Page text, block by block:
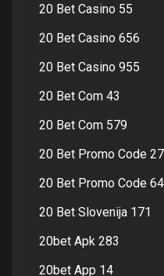
20 Bet Casino 55
20 Bet Casino 656
20 Bet Casino 955
20 Bet Com 43
20 Bet Com 579
20 Bet Promo Code
20 Bet Promo Code
20 Bet Slovenija 171
20bet Apk 283
20bet App 14